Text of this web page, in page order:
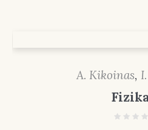
A. Kikoinas,